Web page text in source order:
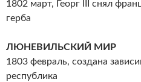
1802 март, Георг III снял
герба
ЛЮНЕВИЛЬСКИЙ МИР
1803 февраль, создана
республика